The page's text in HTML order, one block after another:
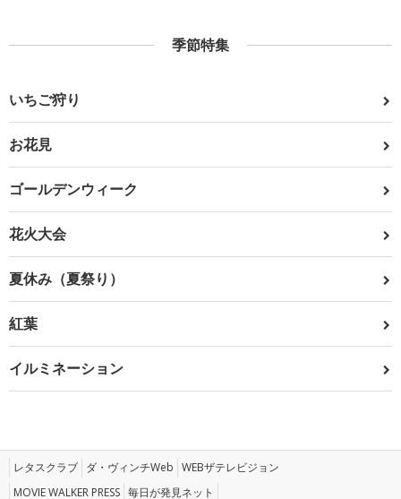
季節特集
いちご狩り
お花見
ゴールデンウィーク
花火大会
夏休み（夏祭り）
紅葉
イルミネーション
レタスクラブ ダ・ヴィンチWeb WEBザテレビジョン
MOVIE WALKER PRESS 毎日が発見ネット